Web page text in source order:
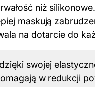
niż silikonowe.
maskują
na dotarcie do
swojej
w redukcji